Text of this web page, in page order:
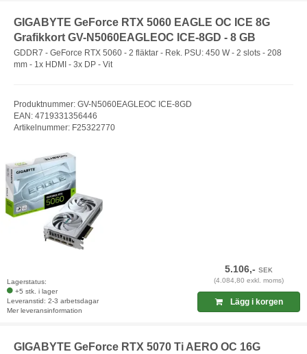
GIGABYTE GeForce RTX 5060 EAGLE OC ICE 8G
Grafikkort GV-N5060EAGLEOC ICE-8GD - 8 GB
GDDR7 - GeForce RTX 5060 - 2 fläktar - Rek. PSU: 450 W - 2 slots - 208
mm - 1x HDMI - 3x DP - Vit
Produktnummer: GV-N5060EAGLEOC ICE-8GD
EAN: 4719331356446
Artikelnummer: F25322770
Lagerstatus:
+5 stk. i lager
Leveranstid: 2-3 arbetsdagar
Mer leveransinformation
5.106,-SEK
(4.084,80 exkl. moms)
Lägg i korgen
GIGABYTE GeForce RTX 5070 Ti AERO OC 16G